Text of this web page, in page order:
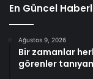
En Güncel
Ağustos 9, 2026
Bir zamanlar
görenler